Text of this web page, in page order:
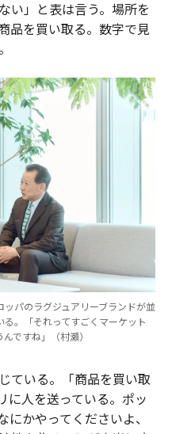
い」と表は言う。場所を
品を買い取る。数字で見
パのラグジュアリーブランドが並
。「それってすごくマーケット
ですね」（村瀬）
ている。「商品を買い取
に人を送っている。ポッ
かやってくださいよ、